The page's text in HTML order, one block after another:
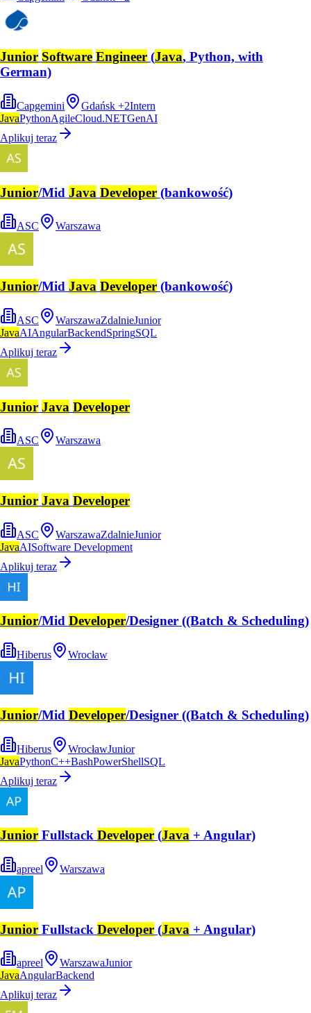
Junior Software Engineer (Java, Python, with
German)
Capgemini Gdańsk +2Intern
JavaPythonAgileCloud.NETGenAI
Aplikuj teraz
Junior/Mid Java Developer (bankowość)
ASC Warszawa
Junior/Mid Java Developer (bankowość)
ASC WarszawaZdalnieJunior
JavaAIAngularBackendSpringSQL
Aplikuj teraz
Junior Java Developer
ASC Warszawa
Junior Java Developer
ASC WarszawaZdalnieJunior
JavaAISoftware Development
Aplikuj teraz
Junior/Mid Developer/Designer ((Batch & Scheduling)
Hiberus Wrocław
Junior/Mid Developer/Designer ((Batch & Scheduling)
Hiberus WrocławJunior
JavaPythonC++BashPowerShellSQL
Aplikuj teraz
Junior Fullstack Developer (Java + Angular)
apreel Warszawa
Junior Fullstack Developer (Java + Angular)
apreel WarszawaJunior
JavaAngularBackend
Aplikuj teraz